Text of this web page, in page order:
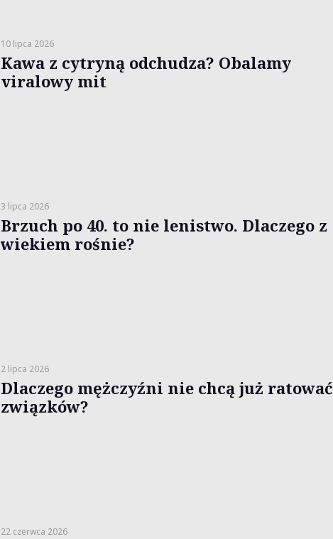
10 lipca 2026
Kawa z cytryną odchudza? Obalamy
viralowy mit
3 lipca 2026
Brzuch po 40. to nie lenistwo. Dlaczego z
wiekiem rośnie?
2 lipca 2026
Dlaczego mężczyźni nie chcą już ratować
związków?
22 czerwca 2026